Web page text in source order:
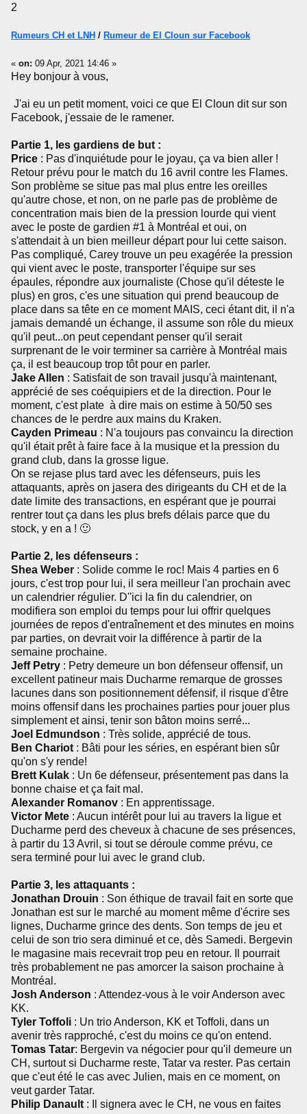
2
Rumeurs CH et LNH / Rumeur de El Cloun sur Facebook
« on: 09 Apr, 2021 14:46 »
Hey bonjour à vous,
J'ai eu un petit moment, voici ce que El Cloun dit sur son
Facebook, j'essaie de le ramener.
Partie 1, les gardiens de but :
Price : Pas d'inquiétude pour le joyau, ça va bien aller !
Retour prévu pour le match du 16 avril contre les Flames.
Son problème se situe pas mal plus entre les oreilles
qu'autre chose, et non, on ne parle pas de problème de
concentration mais bien de la pression lourde qui vient
avec le poste de gardien #1 à Montréal et oui, on
s'attendait à un bien meilleur départ pour lui cette saison.
Pas compliqué, Carey trouve un peu exagérée la pression
qui vient avec le poste, transporter l'équipe sur ses
épaules, répondre aux journaliste (Chose qu'il déteste le
plus) en gros, c'es une situation qui prend beaucoup de
place dans sa tête en ce moment MAIS, ceci étant dit, il n'a
jamais demandé un échange, il assume son rôle du mieux
qu'il peut...on peut cependant penser qu'il serait
surprenant de le voir terminer sa carrière à Montréal mais
ça, il est beaucoup trop tôt pour en parler.
Jake Allen : Satisfait de son travail jusqu'à maintenant,
apprécié de ses coéquipiers et de la direction. Pour le
moment, c'est plate à dire mais on estime à 50/50 ses
chances de le perdre aux mains du Kraken.
Cayden Primeau : N'a toujours pas convaincu la direction
qu'il était prêt à faire face à la musique et la pression du
grand club, dans la grosse ligue.
On se rejase plus tard avec les défenseurs, puis les
attaquants, après on jasera des dirigeants du CH et de la
date limite des transactions, en espérant que je pourrai
rentrer tout ça dans les plus brefs délais parce que du
stock, y en a ! 🙂
Partie 2, les défenseurs :
Shea Weber : Solide comme le roc! Mais 4 parties en 6
jours, c'est trop pour lui, il sera meilleur l'an prochain avec
un calendrier régulier. D''ici la fin du calendrier, on
modifiera son emploi du temps pour lui offrir quelques
journées de repos d'entraînement et des minutes en moins
par parties, on devrait voir la différence à partir de la
semaine prochaine.
Jeff Petry : Petry demeure un bon défenseur offensif, un
excellent patineur mais Ducharme remarque de grosses
lacunes dans son positionnement défensif, il risque d'être
moins offensif dans les prochaines parties pour jouer plus
simplement et ainsi, tenir son bâton moins serré...
Joel Edmundson : Très solide, apprécié de tous.
Ben Chariot : Bâti pour les séries, en espérant bien sûr
qu'on s'y rende!
Brett Kulak : Un 6e défenseur, présentement pas dans la
bonne chaise et ça fait mal.
Alexander Romanov : En apprentissage.
Victor Mete : Aucun intérêt pour lui au travers la ligue et
Ducharme perd des cheveux à chacune de ses présences,
à partir du 13 Avril, si tout se déroule comme prévu, ce
sera terminé pour lui avec le grand club.
Partie 3, les attaquants :
Jonathan Drouin : Son éthique de travail fait en sorte que
Jonathan est sur le marché au moment même d'écrire ses
lignes, Ducharme grince des dents. Son temps de jeu et
celui de son trio sera diminué et ce, dès Samedi. Bergevin
le magasine mais recevrait trop peu en retour. Il pourrait
très probablement ne pas amorcer la saison prochaine à
Montréal.
Josh Anderson : Attendez-vous à le voir Anderson avec
KK.
Tyler Toffoli : Un trio Anderson, KK et Toffoli, dans un
avenir très rapproché, c'est du moins ce qu'on entend.
Tomas Tatar: Bergevin va négocier pour qu'il demeure un
CH, surtout si Ducharme reste, Tatar va rester. Pas certain
que c'eut été le cas avec Julien, mais en ce moment, on
veut garder Tatar.
Philip Danault : Il signera avec le CH, ne vous en faites